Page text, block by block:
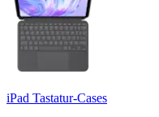
iPad Tastatur-Cases